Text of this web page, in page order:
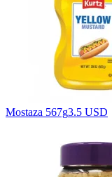
Mostaza 567g3.5 USD